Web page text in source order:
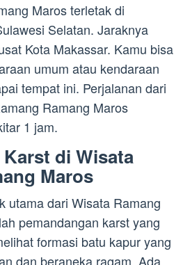
Maros terletak di
Selatan. Jaraknya
Kota Makassar. Kamu bisa
umum atau kendaraan
tempat ini. Perjalanan dari
Ramang Maros
1 jam.
di Wisata
Maros
utama dari Wisata Ramang
pemandangan karst yang
formasi batu kapur yang
dan beraneka ragam. Ada